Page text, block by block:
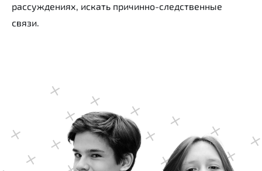
рассуждениях, искать причинно-следственные
связи.